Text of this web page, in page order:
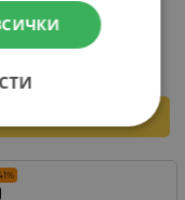
7.67
11.73